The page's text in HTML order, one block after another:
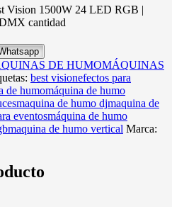
Vision 1500W 24 LED RGB |
cantidad
DE HUMOMÁQUINAS
best visionefectos para
de humomáquina de humo
maquina de humo djmaquina de
eventosmáquina de humo
maquina de humo vertical Marca: